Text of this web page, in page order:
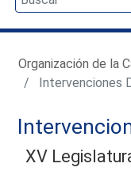
Organización de la
Intervenciones
XV